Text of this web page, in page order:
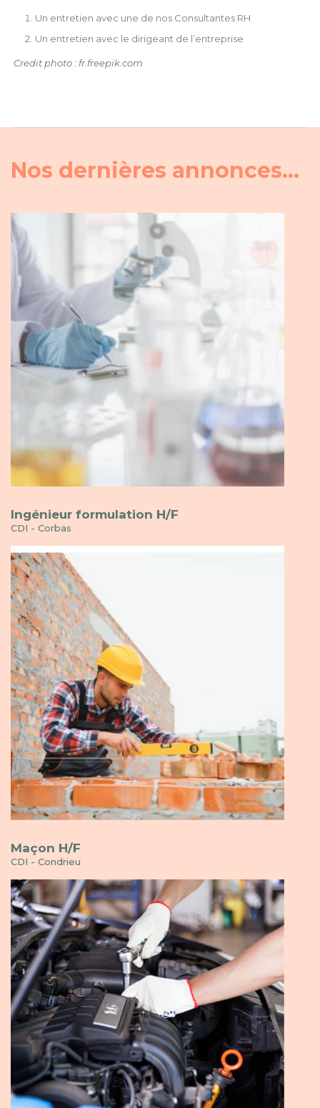
Un entretien avec une de nos Consultantes RH
Un entretien avec le dirigeant de l’entreprise
Credit photo : fr.freepik.com
Nos dernières annonces...
Ingénieur formulation H/F
CDI - Corbas
Maçon H/F
CDI - Condrieu